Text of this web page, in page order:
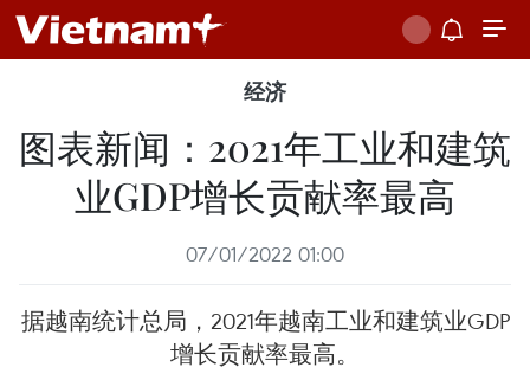
经济
图表新闻：2021年工业和建筑
业GDP增长贡献率最高
07/01/2022 01:00
据越南统计总局，2021年越南工业和建筑业GDP
增长贡献率最高。